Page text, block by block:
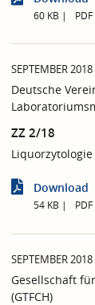
60 KB PDF
SEPTEMBER 2018
Deutsche
ZZ 2/18
Liquorzytologie
Download
54 KB PDF
SEPTEMBER 2018
Gesellschaft
(GTFCH)